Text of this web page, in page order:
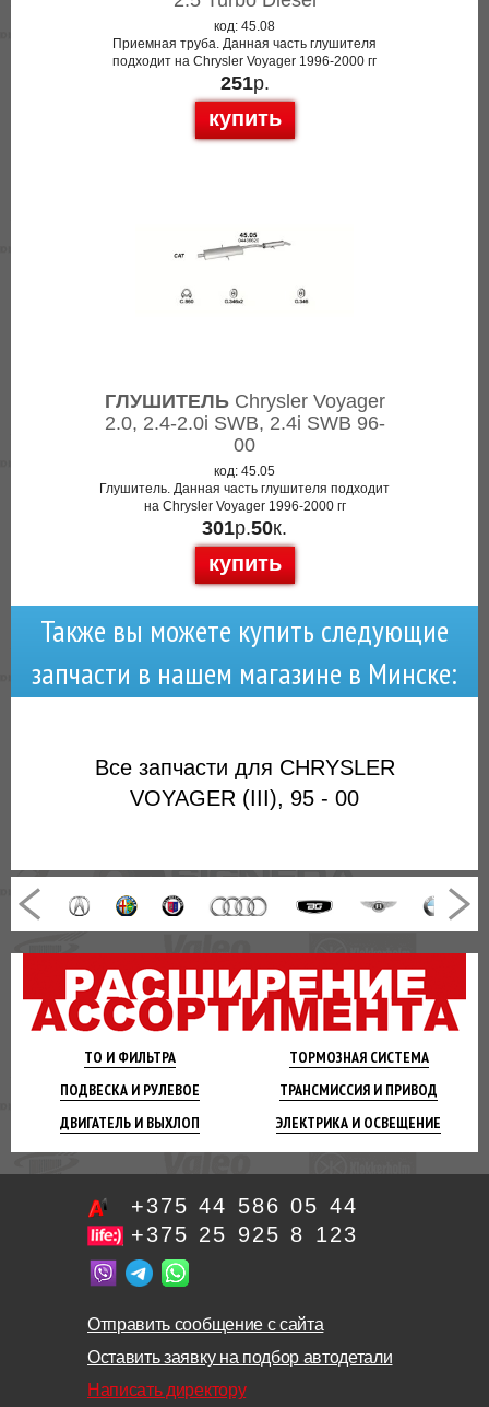
ТО И ФИЛЬТРА ТОРМОЗНАЯСИСТЕМА
ПОДВЕСКА И РУЛЕВОЕ ТРАНСМИССИЯ И ПРИВОД
ДВИГАТЕЛЬ И ВЫХЛОП ЭЛЕКТРИКА И ОСВЕЩЕНИЕ
код: 45.08
Приемная труба. Данная часть глушителя
подходит на Chrysler Voyager 1996-2000 гг
251р.
купить
ГЛУШИТЕЛЬChrysler Voyager
2.0, 2.4-2.0i SWB, 2.4i SWB 96-
00
код: 45.05
Глушитель. Данная часть глушителя подходит
на Chrysler Voyager 1996-2000 гг
301р.50к.
купить
Также вы можете купить следующие
запчасти в нашем магазине в Минске:
Все запчасти для CHRYSLER
VOYAGER (III), 95 - 00
+375 44 586 05 44
+375 25 925 8 123
Отправить сообщение с сайта
Оставить заявку на подбор автодетали
Написать директору